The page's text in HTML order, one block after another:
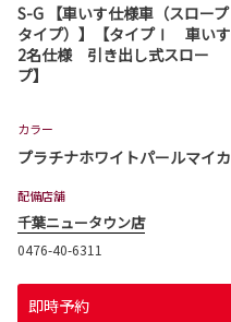
S-G 【車いす仕様車（スロープ
タイプ）】【タイプⅠ 車いす
2名仕様 引き出し式スロー
プ】
カラー
プラチナホワイトパールマイカ
配備店舗
千葉ニュータウン店
0476-40-6311
即時予約